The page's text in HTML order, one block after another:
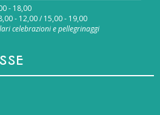
- 18,00
- 12,00 / 15,00 - 19,00
celebrazioni e pellegrinaggi